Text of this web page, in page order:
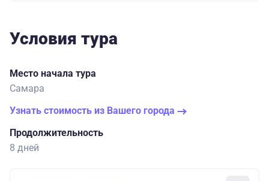
Условия тура
Место начала тура
Самара
Узнать стоимость из Вашего города
Продолжительность
8 дней